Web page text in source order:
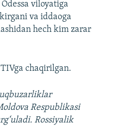
viloyatiga
va iddaoga
hech kim zarar
chaqirilgan.
Respublikasi
Rossiyalik